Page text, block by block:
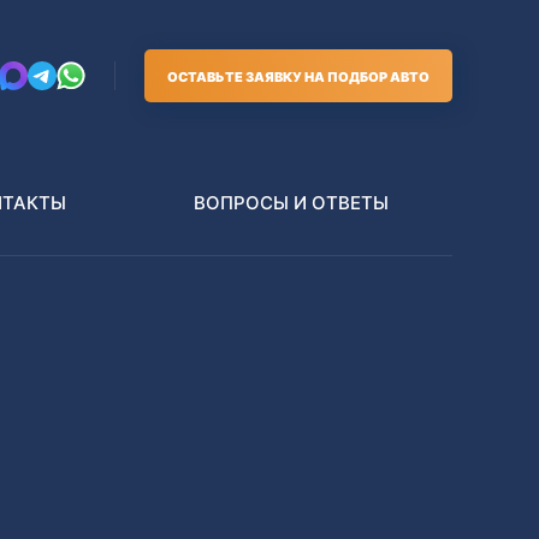
ОСТАВЬТЕ ЗАЯВКУ НА ПОДБОР АВТО
ВОПРОСЫ И ОТВЕТЫ